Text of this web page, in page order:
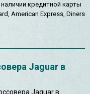
кредитной карты
American Express, Diners
Jaguar в
Jaguar в